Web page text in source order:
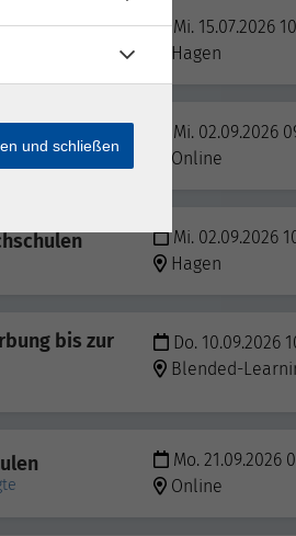
Mi. 15.07.2026
Hagen
im Bau-
Mi. 02.09.2026
Online
Mi. 02.09.2026
Hagen
bis zur
Do. 10.09.2026
Blended-
Mo. 21.09.2026
Online
und schließen